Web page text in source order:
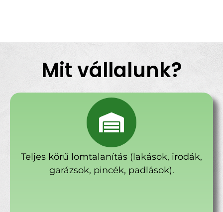
Mit vállalunk?
Teljes körű lomtalanítás (lakások, irodák,
garázsok, pincék, padlások).